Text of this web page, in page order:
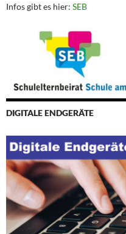
Infos gibt es hier: SEB
DIGITALE ENDGERÄTE